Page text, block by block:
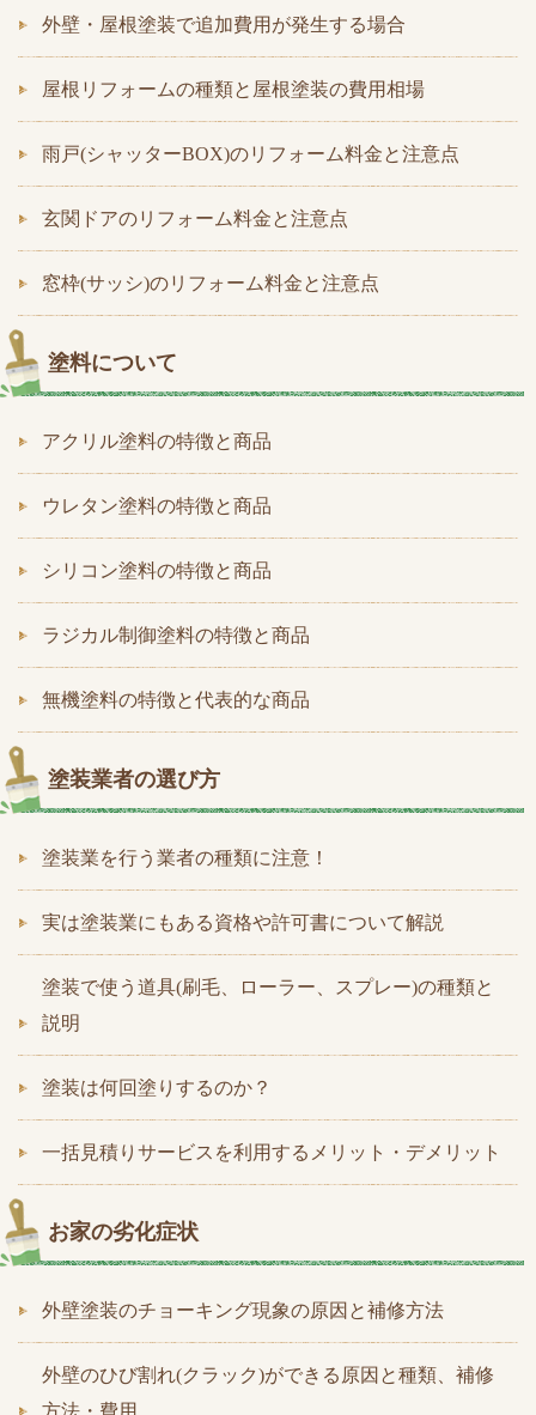
外壁・屋根塗装で追加費用が発生する場合
屋根リフォームの種類と屋根塗装の費用相場
雨戸(シャッターBOX)のリフォーム料金と注意点
玄関ドアのリフォーム料金と注意点
窓枠(サッシ)のリフォーム料金と注意点
塗料について
アクリル塗料の特徴と商品
ウレタン塗料の特徴と商品
シリコン塗料の特徴と商品
ラジカル制御塗料の特徴と商品
無機塗料の特徴と代表的な商品
塗装業者の選び方
塗装業を行う業者の種類に注意！
実は塗装業にもある資格や許可書について解説
塗装で使う道具(刷毛、ローラー、スプレー)の種類と
説明
塗装は何回塗りするのか？
一括見積りサービスを利用するメリット・デメリット
お家の劣化症状
外壁塗装のチョーキング現象の原因と補修方法
外壁のひび割れ(クラック)ができる原因と種類、補修
方法・費用